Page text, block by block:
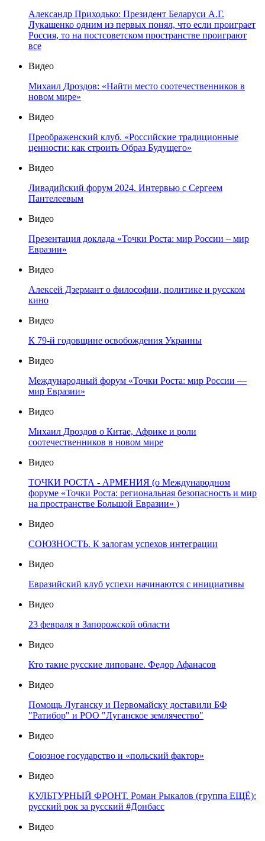
Александр Приходько: Президент Беларуси А.Г.
Лукашенко одним из первых понял, что если проиграет
Россия, то на постсоветском пространстве проиграют
все
Видео
Михаил Дроздов: «Найти место соотечественников в
новом мире»
Видео
Преображенский клуб. «Российские традиционные
ценности: как строить Образ Будущего»
Видео
Ливадийский форум 2024. Интервью с Сергеем
Пантелеевым
Видео
Презентация доклада «Точки Роста: мир России – мир
Евразии»
Видео
Алексей Дзермант о философии, политике и русском
кино
Видео
К 79-й годовщине освобождения Украины
Видео
Международный форум «Точки Роста: мир России —
мир Евразии»
Видео
Михаил Дроздов о Китае, Африке и роли
соотечественников в новом мире
Видео
ТОЧКИ РОСТА - АРМЕНИЯ (о Международном
форуме «Точки Роста: региональная безопасность и мир
на пространстве Большой Евразии» )
Видео
СОЮЗНОСТЬ. К залогам успехов интеграции
Видео
Евразийский клуб успехи начинаются с инициативы
Видео
23 февраля в Запорожской области
Видео
Кто такие русские липоване. Федор Афанасов
Видео
Помощь Луганску и Первомайску доставили БФ
"Ратибор" и РОО "Луганское землячество"
Видео
Союзное государство и «польский фактор»
Видео
КУЛЬТУРНЫЙ ФРОНТ. Роман Рыкалов (группа ЕЩЁ):
русский рок за русский #Донбасс
Видео